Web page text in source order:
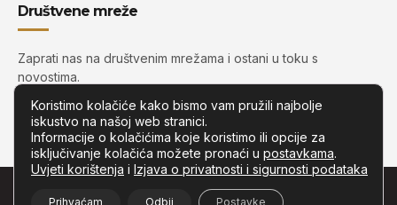
Društvene mreže
Zaprati nas na društvenim mrežama i ostani u toku s
novostima.
Zip.com.hr– Sva prava pridržana.
Koristimo kolačiće kako bismo vam pružili najbolje
iskustvo na našoj web stranici.
Informacije o kolačićima koje koristimo ili opcije za
isključivanje kolačića možete pronaći u postavkama.
Uvjeti korištenja i Izjava o privatnosti i sigurnosti podataka
Prihvaćam Odbij Postavke